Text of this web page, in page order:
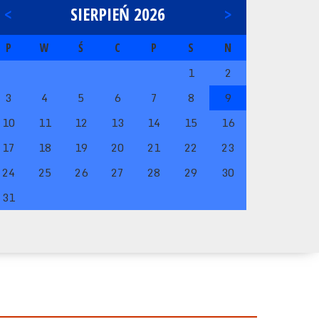
< SIERPIEŃ 2026 >
P W Ś C P S N
1
2
3
4 5 6 7 8
9
10
11 12 13 14 15
16
17
18 19 20 21 22
23
24
25 26 27 28 29
30
31